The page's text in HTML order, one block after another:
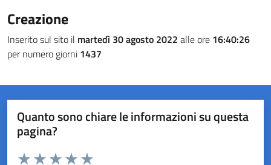
Creazione
Inserito sul sito il martedì 30 agosto 2022 alle ore 16:40:26
per numero giorni 1437
Quanto sono chiare le informazioni su questa
pagina?
Valuta da 1 a 5 stelle la pagina